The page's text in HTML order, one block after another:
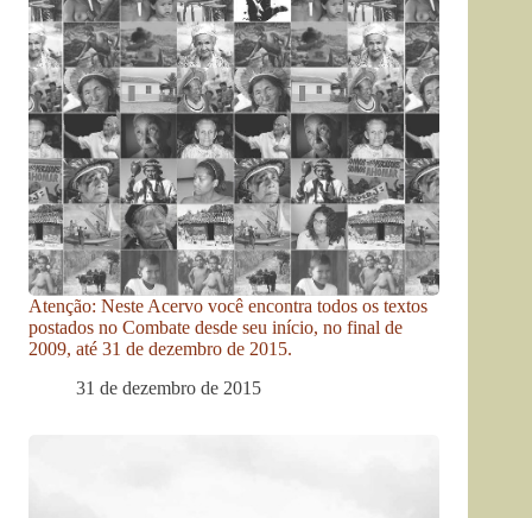
Atenção: Neste Acervo você encontra todos os textos
postados no Combate desde seu início, no final de
2009, até 31 de dezembro de 2015.
31 de dezembro de 2015